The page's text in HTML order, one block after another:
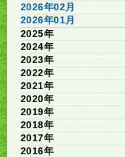
2026年02月
2026年01月
2025年
2024年
2023年
2022年
2021年
2020年
2019年
2018年
2017年
2016年